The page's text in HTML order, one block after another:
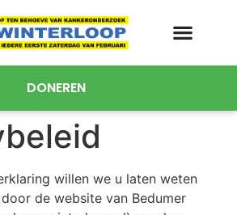
DONEREN
willen we u laten weten
de website van Bedumer